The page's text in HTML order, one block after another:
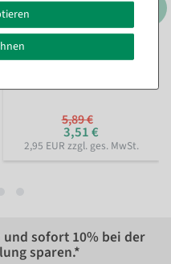
Perlenkette rot 1000 cm
5,89 €
3,51 €
2,95 EUR zzgl. ges. MwSt.
und sofort 10% bei der
sparen.*